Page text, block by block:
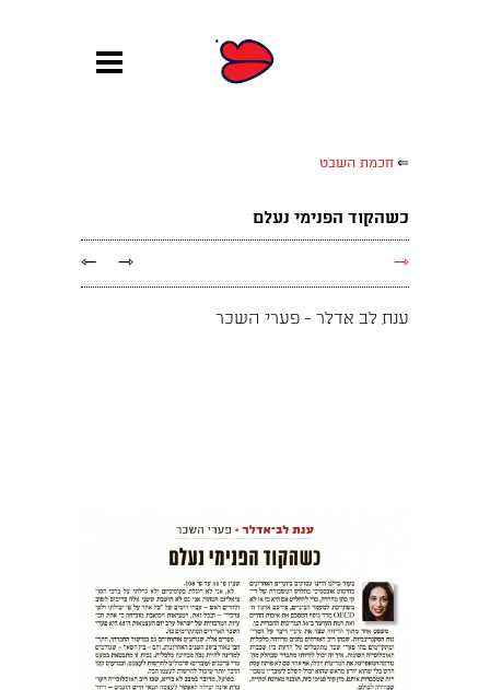
⇐ חכמת השבט
כשהקוד הפנימי נעלם
→
→
←
ענת לב אדלר - פערי השכר